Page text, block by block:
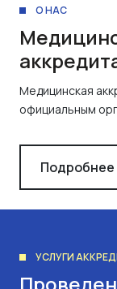
О НАС
Медицинская
официальным
Подробнее
УСЛУГИ